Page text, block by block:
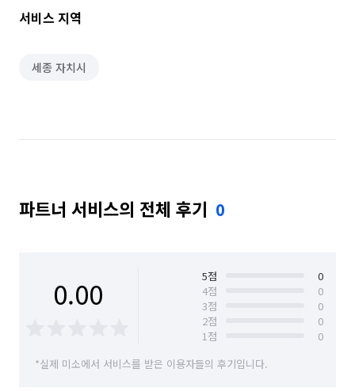
서비스 지역
세종 자치시
파트너 서비스의 전체 후기 0
0.00 5점
0
4점
0
3점
0
2점
0
1점
0
*실제 미소에서 서비스를 받은 이용자들의 후기입니다.